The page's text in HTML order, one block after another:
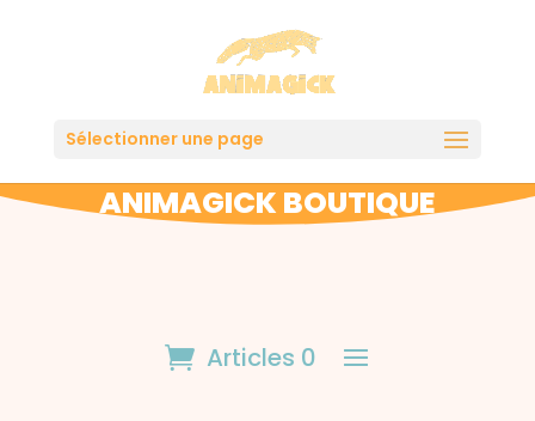
Sélectionner une page
ANIMAGICK BOUTIQUE
Articles 0